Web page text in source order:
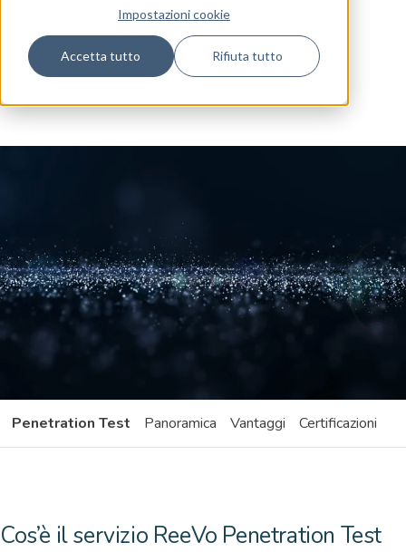
Impostazioni cookie
Accetta tutto Rifiuta tutto
esterna e interna, e delle relative componenti.
Approfondisci
Penetration Test Panoramica Vantaggi Certificazioni
Cos’è il servizio ReeVo Penetration Test